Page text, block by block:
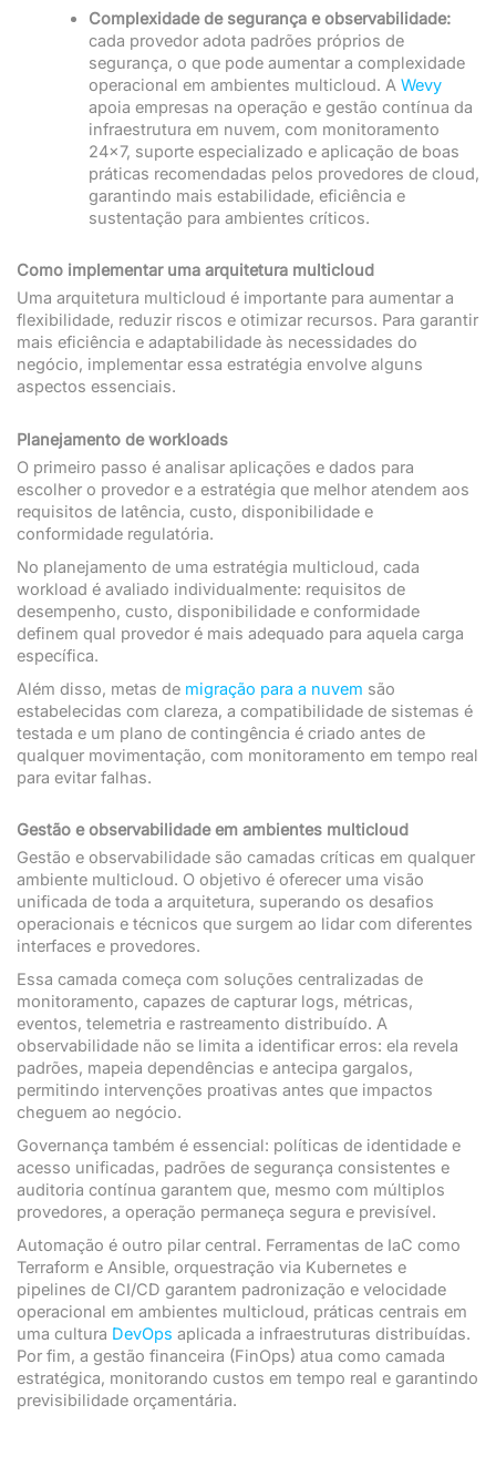
Complexidade de segurança e observabilidade:
cada provedor adota padrões próprios de
segurança, o que pode aumentar a complexidade
operacional em ambientes multicloud. AWevy
apoia empresas na operação e gestão contínua da
infraestrutura em nuvem, com monitoramento
24×7, suporte especializado e aplicação de boas
práticas recomendadas pelos provedores de cloud,
garantindo mais estabilidade, eficiência e
sustentação para ambientes críticos.
Como implementar uma arquitetura multicloud
Uma arquitetura multicloud é importante para aumentar a
flexibilidade, reduzir riscos e otimizar recursos. Para garantir
mais eficiência e adaptabilidade às necessidades do
negócio, implementar essa estratégia envolve alguns
aspectos essenciais.
Planejamento de workloads
O primeiro passo é analisar aplicações e dados para
escolher o provedor e a estratégia que melhor atendem aos
requisitos de latência, custo, disponibilidade e
conformidade regulatória.
No planejamento de uma estratégia multicloud, cada
workload é avaliado individualmente: requisitos de
desempenho, custo, disponibilidade e conformidade
definem qual provedor é mais adequado para aquela carga
específica.
Além disso, metas de migração para a nuvem são
estabelecidas com clareza, a compatibilidade de sistemas é
testada e um plano de contingência é criado antes de
qualquer movimentação, com monitoramento em tempo real
para evitar falhas.
Gestão e observabilidade em ambientes multicloud
Gestão e observabilidade são camadas críticas em qualquer
ambiente multicloud. O objetivo é oferecer uma visão
unificada de toda a arquitetura, superando os desafios
operacionais e técnicos que surgem ao lidar com diferentes
interfaces e provedores.
Essa camada começa com soluções centralizadas de
monitoramento, capazes de capturar logs, métricas,
eventos, telemetria e rastreamento distribuído. A
observabilidade não se limita a identificar erros: ela revela
padrões, mapeia dependências e antecipa gargalos,
permitindo intervenções proativas antes que impactos
cheguem ao negócio.
Governança também é essencial: políticas de identidade e
acesso unificadas, padrões de segurança consistentes e
auditoria contínua garantem que, mesmo com múltiplos
provedores, a operação permaneça segura e previsível.
Automação é outro pilar central. Ferramentas de IaC como
Terraform e Ansible, orquestração via Kubernetes e
pipelines de CI/CD garantem padronização e velocidade
operacional em ambientes multicloud, práticas centrais em
uma cultura DevOps aplicada a infraestruturas distribuídas.
Por fim, a gestão financeira (FinOps) atua como camada
estratégica, monitorando custos em tempo real e garantindo
previsibilidade orçamentária.